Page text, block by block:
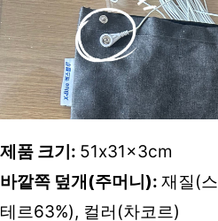
제품 크기: 51x31x3cm
바깥쪽 덮개(주머니): 재질(
테르63%), 컬러(차코르)